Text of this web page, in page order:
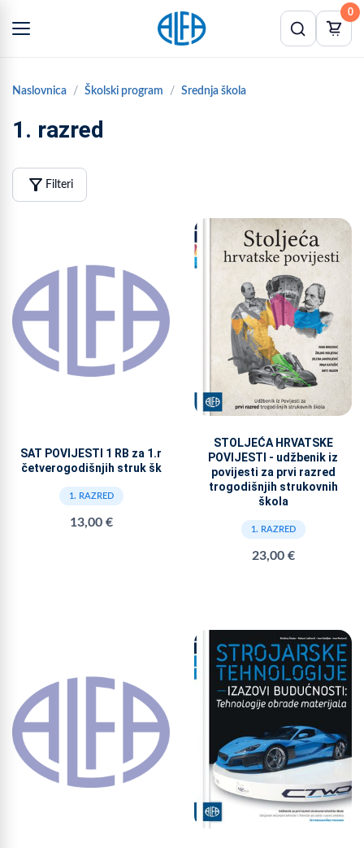
0
Naslovnica Školski program Srednja škola
1. razred
filter_alt Filteri
SAT POVIJESTI 1 RB za 1.r
četverogodišnjih struk šk
1. RAZRED
13,00 €
STOLJEĆA HRVATSKE
POVIJESTI - udžbenik iz
povijesti za prvi razred
trogodišnjih strukovnih
škola
1. RAZRED
23,00 €